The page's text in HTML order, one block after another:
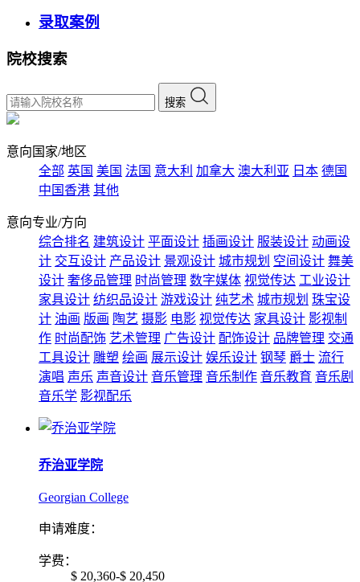
录取案例
院校搜索
搜索
意向国家/地区
全部 英国 美国 法国 意大利 加拿大 澳大利亚 日本 德国
中国香港 其他
意向专业/方向
综合排名 建筑设计 平面设计 插画设计 服装设计 动画设
计 交互设计 产品设计 景观设计 城市规划 空间设计 舞美
设计 奢侈品管理 时尚管理 数字媒体 视觉传达 工业设计
家具设计 纺织品设计 游戏设计 纯艺术 城市规划 珠宝设
计 油画 版画 陶艺 摄影 电影 视觉传达 家具设计 影视制
作 时尚配饰 艺术管理 广告设计 配饰设计 品牌管理 交通
工具设计 雕塑 绘画 展示设计 娱乐设计 钢琴 爵士 流行
演唱 声乐 声音设计 音乐管理 音乐制作 音乐教育 音乐剧
音乐学 影视配乐
乔治亚学院
Georgian College
申请难度：
学费：
$ 20,360-$ 20,450